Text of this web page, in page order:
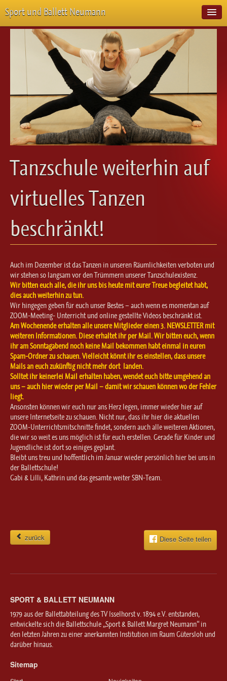
Sport und Ballett Neumann
Start
Neuigkeiten
Über Uns
Veranstaltungen
Emotion Pur
Meisterschaften
Projekte
Vorstellungen
Workshops
Galerie
Kontakt
Ballett für Erwachsene / Jugendliche
Kreative Früherziehung / Kinderballett
Steptanz
Urban Dance
Tanzschule weiterhin auf
virtuelles Tanzen
beschränkt!
Auch im Dezember ist das Tanzen in unseren Räumlichkeiten verboten und
wir stehen so langsam vor den Trümmern unserer Tanzschulexistenz.
Wir bitten euch alle, die ihr uns bis heute mit eurer Treue begleitet habt,
dies auch weiterhin zu tun.
Wir hingegen geben für euch unser Bestes – auch wenn es momentan auf
ZOOM-Meeting- Unterricht und online gestellte Videos beschränkt ist.
Am Wochenende erhalten alle unsere Mitglieder einen 3. NEWSLETTER mit
weiteren Informationen. Diese erhaltet ihr per Mail. Wir bitten euch, wenn
ihr am Sonntagabend noch keine Mail bekommen habt einmal in euren
Spam-Ordner zu schauen. Vielleicht könnt ihr es einstellen, dass unsere
Mails an euch zukünftig nicht mehr dort landen.
Solltet ihr keinerlei Mail erhalten haben, wendet euch bitte umgehend an
uns – auch hier wieder per Mail – damit wir schauen können wo der Fehler
liegt.
Ansonsten können wir euch nur ans Herz legen, immer wieder hier auf
unsere Internetseite zu schauen. Nicht nur, dass ihr hier die aktuellen
ZOOM-Unterrichtsmitschnitte findet, sondern auch alle weiteren Aktionen,
die wir so weit es uns möglich ist für euch erstellen. Gerade für Kinder und
Jugendliche ist dort so einiges geplant.
Bleibt uns treu und hoffentlich im Januar wieder persönlich hier bei uns in
der Ballettschule!
Gabi & Lilli, Kathrin und das gesamte weiter SBN-Team.
zurück Diese Seite teilen
SPORT & BALLETT NEUMANN
1979 aus der Ballettabteilung des TV Isselhorst v. 1894 e.V. entstanden,
entwickelte sich die Ballettschule „Sport & Ballett Margret Neumann“ in
den letzten Jahren zu einer anerkannten Institution im Raum Gütersloh und
darüber hinaus.
Sitemap